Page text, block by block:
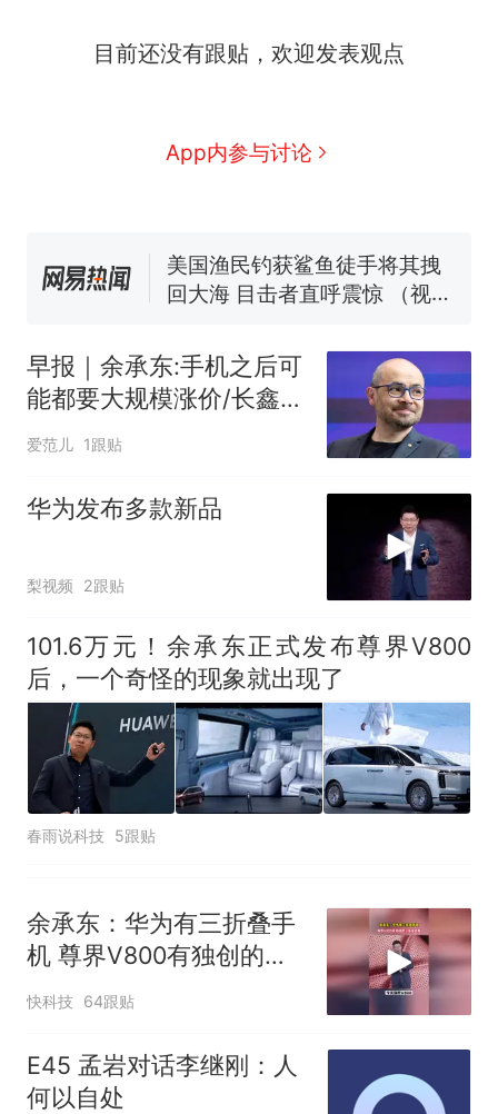
目前还没有跟贴，欢迎发表观点
App内参与讨论
传，院方回应：喻良教授已卸
任院长一职，不清楚辞职信来
新 费大厨“全国小炒肉大王”称
号，仅凭视频评出？中国烹饪
140多朵
美国渔民钓获鲨鱼徒手将其拽
回大海 目击者直呼震惊 （视频
官方通报
惊艳！字都飘起来了 博主在田
间创作“悬浮字” 网友：真·裸眼
“不想干了特提出辞职”，疑
传，院方回应：喻良教授已卸
任院长一职，不清楚辞职信来
源；曾用手绘图做头像
早报｜余承东:手机之后可
能都要大规模涨价/长鑫存
储拒绝苹果压价/普华永道
生成
爱范儿 1跟贴
华为发布多款新品
梨视频 2跟贴
101.6万元！余承东正式发布尊界V800
后，一个奇怪的现象就出现了
春雨说科技 5跟贴
余承东：华为有三折叠手
机 尊界V800有独创的三
折叠桌板
快科技 64跟贴
E45 孟岩对话李继刚：人
何以自处